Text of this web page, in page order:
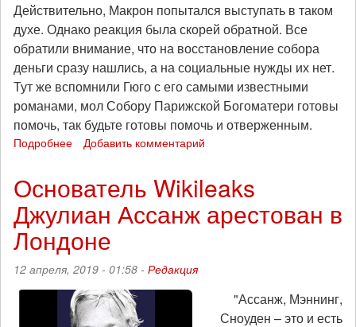
Действительно, Макрон попытался выступать в таком
духе. Однако реакция была скорей обратной. Все
обратили внимание, что на восстановление собора
деньги сразу нашлись, а на социальные нужды их нет.
Тут же вспомнили Гюго с его самыми известными
романами, мол Собору Парижской Богоматери готовы
помочь, так будьте готовы помочь и отверженным.
Подробнее
-
еще
не
кончена
Добавить комментарий
Основатель Wikileaks
Джулиан Ассанж арестован в
Лондоне
12 апреля, 2019 - 01:58 - Редакция
"Ассанж, Мэннинг,
Сноуден – это и есть